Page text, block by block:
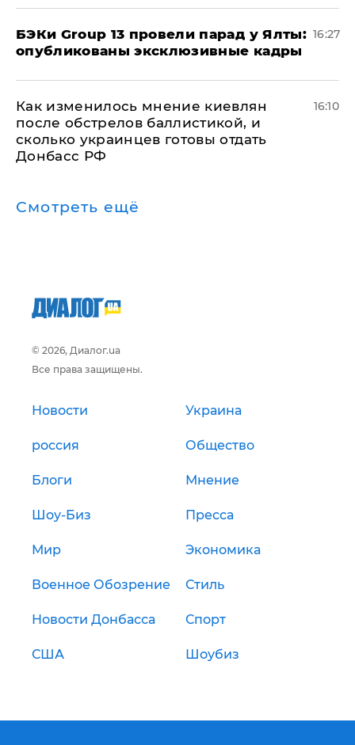
​БЭКи Group 13 провели парад у Ялты:
опубликованы эксклюзивные кадры
16:27
Как изменилось мнение киевлян
после обстрелов баллистикой, и
сколько украинцев готовы отдать
Донбасс РФ
16:10
Смотреть ещё
© 2026, Диалог.ua
Все права защищены.
Новости Украина
россия Общество
Блоги Мнение
Шоу-Биз Пресса
Мир Экономика
Военное Обозрение Стиль
Новости Донбасса Спорт
США Шоубиз